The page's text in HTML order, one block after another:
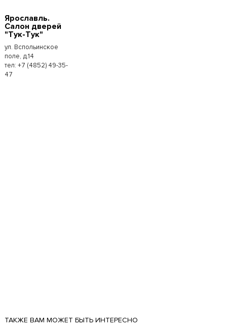
Ярославль.
Салон дверей
"Тук-Тук"
ул. Вспольинское
поле, д.14
тел: +7 (4852) 49-35-
47
ТАКЖЕ ВАМ МОЖЕТ БЫТЬ ИНТЕРЕСНО